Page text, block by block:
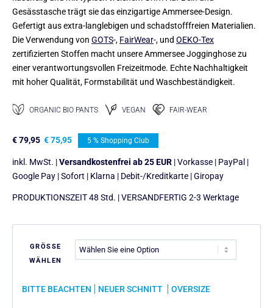
Gesässtasche trägt sie das einzigartige Ammersee-Design.
Gefertigt aus extra-langlebigen und schadstofffreien Materialien.
Die Verwendung von GOTS-, FairWear-, und OEKO-Tex
zertifizierten Stoffen macht unsere Ammersee Jogginghose zu
einer verantwortungsvollen Freizeitmode. Echte Nachhaltigkeit
mit hoher Qualität, Formstabilität und Waschbeständigkeit.
ORGANIC BIO PANTS VEGAN FAIR-WEAR
€79,95 €75,95 5 % Shopping Club
inkl. MwSt. |Versandkostenfrei ab 25 EUR | Vorkasse | PayPal |
Google Pay | Sofort | Klarna | Debit-/Kreditkarte | Giropay
PRODUKTIONSZEIT 48 Std. | VERSANDFERTIG 2-3 Werktage
GRÖSSE
WÄHLEN
BITTE BEACHTEN NEUER SCHNITT OVERSIZE